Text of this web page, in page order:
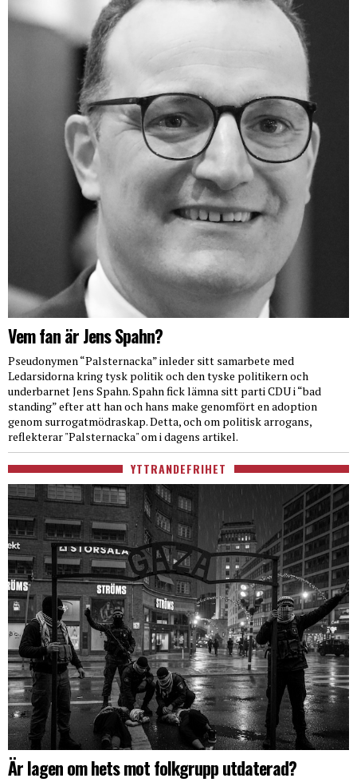
Vem fan är Jens Spahn?
Pseudonymen “Palsternacka” inleder sitt samarbete med
Ledarsidorna kring tysk politik och den tyske politikern och
underbarnet Jens Spahn. Spahn fick lämna sitt parti CDU i “bad
standing” efter att han och hans make genomfört en adoption
genom surrogatmödraskap. Detta, och om politisk arrogans,
reflekterar "Palsternacka" om i dagens artikel.
YTTRANDEFRIHET
Är lagen om hets mot folkgrupp utdaterad?